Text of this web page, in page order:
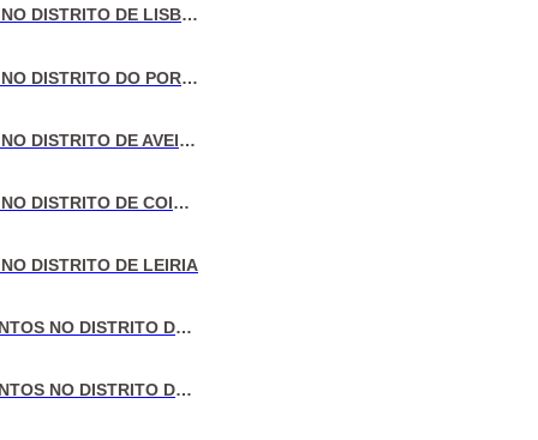
VENDA DE MORADIAS NO DISTRITO DE LISBOA
VENDA DE MORADIAS NO DISTRITO DO PORTO
VENDA DE MORADIAS NO DISTRITO DE AVEIRO
VENDA DE MORADIAS NO DISTRITO DE COIMBRA
DISTRITO DE LEIRIA
VENDA DE APARTAMENTOS NO DISTRITO DE LISBOA
VENDA DE APARTAMENTOS NO DISTRITO DO PORTO